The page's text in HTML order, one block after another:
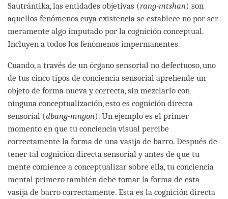
Sautrántika, las entidades objetivas (rang-mtshan) son
aquellos fenómenos cuya existencia se establece no por ser
meramente algo imputado por la cognición conceptual.
Incluyen a todos los fenómenos impermanentes.
Cuando, a través de un órgano sensorial no defectuoso, uno
de tus cinco tipos de conciencia sensorial aprehende un
objeto de forma nueva y correcta, sin mezclarlo con
ninguna conceptualización, esto es cognición directa
sensorial (dbang-mngon). Un ejemplo es el primer
momento en que tu conciencia visual percibe
correctamente la forma de una vasija de barro. Después de
tener tal cognición directa sensorial y antes de que tu
mente comience a conceptualizar sobre ella, tu conciencia
mental primero también debe tomar la forma de esta
vasija de barro correctamente. Esta es la cognición directa